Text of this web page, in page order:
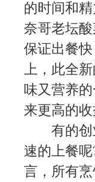
的时间和
奈哥老坛
保证出餐
上，此全
味又营养
来更高的收
有的
速的上餐
言，所有